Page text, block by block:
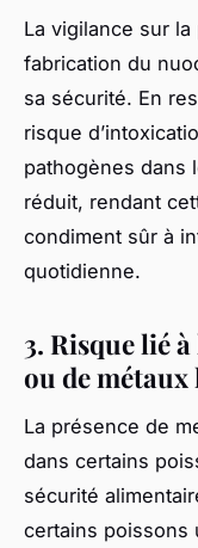
La vigilance sur
fabrication du
sa sécurité. En
risque
pathogènes dans
réduit, rendant
condiment sûr à
quotidienne.
3. Risque lié
ou de
La présence de
dans certains
sécurité
certains poissons